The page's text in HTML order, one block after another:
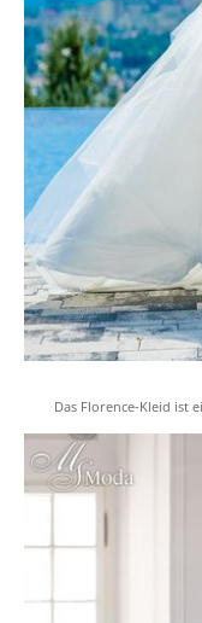
Das Florence-Kleid ist